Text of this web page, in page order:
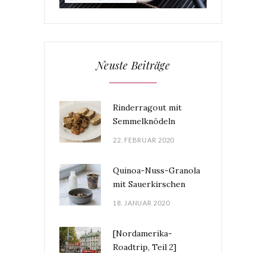
Neuste Beiträge
Rinderragout mit
Semmelknödeln
22. FEBRUAR 2020
Quinoa-Nuss-Granola
mit Sauerkirschen
18. JANUAR 2020
[Nordamerika-
Roadtrip, Teil 2]